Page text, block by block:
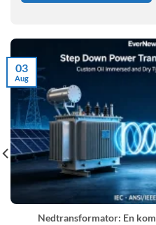
Nedtransformator: En
03
Aug